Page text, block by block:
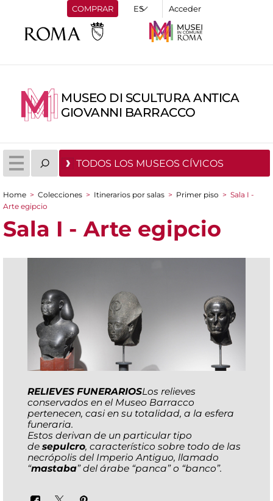
COMPRAR Acceder
MUSEO DI SCULTURA ANTICA
GIOVANNI BARRACCO
TODOS LOS MUSEOS CÍVICOS
You are here
Home > Colecciones > Itinerarios por salas > Primer piso > Sala I -
Arte egipcio
Sala I - Arte egipcio
RELIEVES FUNERARIOSLos relieves
conservados en el Museo Barracco
pertenecen, casi en su totalidad, a la esfera
funeraria.
Estos derivan de un particular tipo
de sepulcro, característico sobre todo de las
necrópolis del Imperio Antiguo, llamado
“mastaba” del árabe “panca” o “banco”.